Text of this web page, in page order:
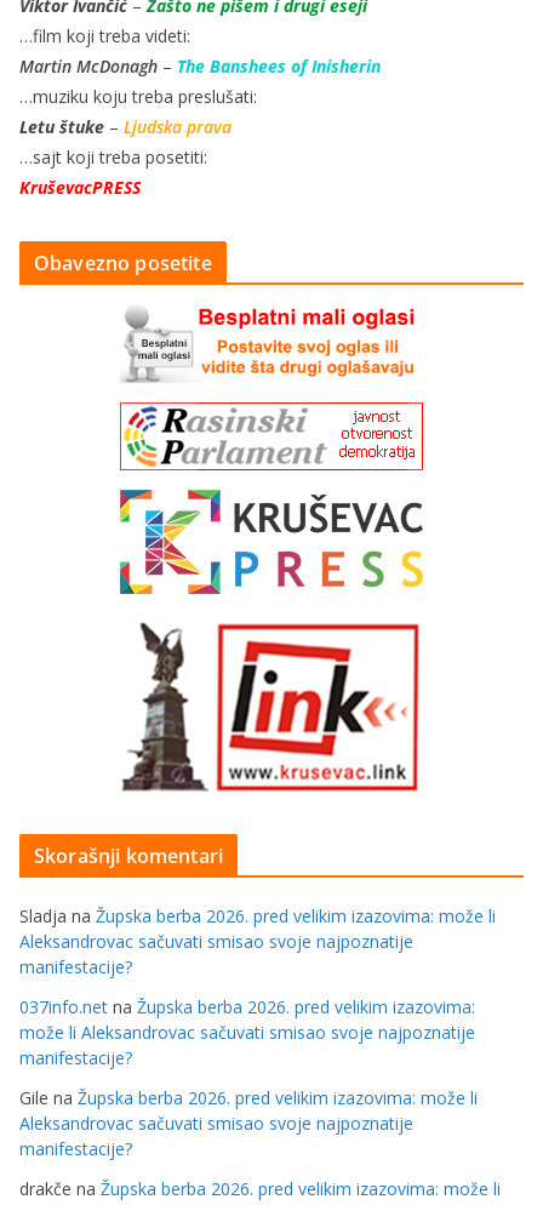
Viktor Ivančić–Zašto ne pišem i drugi eseji
…film koji treba videti:
Martin McDonagh – The Banshees of Inisherin
…muziku koju treba preslušati:
Letu štuke – Ljudska prava
…sajt koji treba posetiti:
KruševacPRESS
Obavezno posetite
Skorašnji komentari
Sladja na Župska berba 2026. pred velikim izazovima: može li
Aleksandrovac sačuvati smisao svoje najpoznatije
manifestacije?
037info.net na Župska berba 2026. pred velikim izazovima:
može li Aleksandrovac sačuvati smisao svoje najpoznatije
manifestacije?
Gile na Župska berba 2026. pred velikim izazovima: može li
Aleksandrovac sačuvati smisao svoje najpoznatije
manifestacije?
drakče na Župska berba 2026. pred velikim izazovima: može li